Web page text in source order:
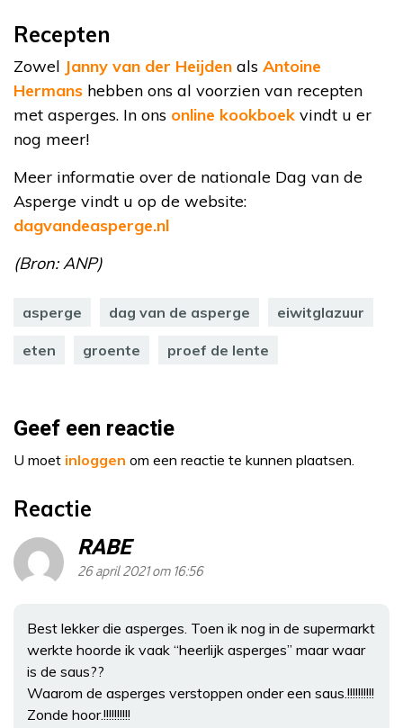
Recepten
Zowel Janny van der Heijden als Antoine
Hermans hebben ons al voorzien van recepten
met asperges. In ons online kookboek vindt u er
nog meer!
Meer informatie over de nationale Dag van de
Asperge vindt u op de website:
dagvandeasperge.nl
(Bron: ANP)
asperge dag van de asperge eiwitglazuur
eten groente proef de lente
Geef een reactie
U moet inloggen om een reactie te kunnen plaatsen.
Reactie
RABE
26 april 2021 om 16:56
Best lekker die asperges. Toen ik nog in de supermarkt
werkte hoorde ik vaak “heerlijk asperges” maar waar
is de saus??
Waarom de asperges verstoppen onder een saus.!!!!!!!!!!
Zonde hoor.!!!!!!!!!!